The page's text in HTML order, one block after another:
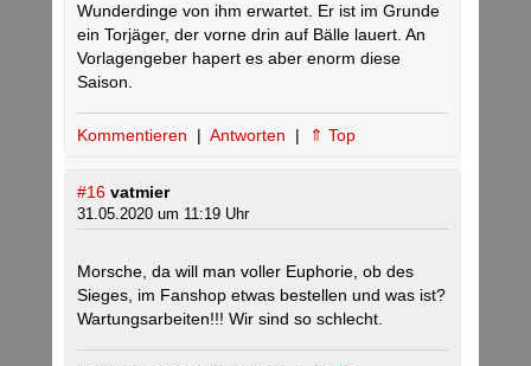
Wunderdinge von ihm erwartet. Er ist im Grunde
ein Torjäger, der vorne drin auf Bälle lauert. An
Vorlagengeber hapert es aber enorm diese
Saison.
Kommentieren | Antworten | ⇑ Top
#16 vatmier
31.05.2020 um 11:19 Uhr
Morsche, da will man voller Euphorie, ob des
Sieges, im Fanshop etwas bestellen und was ist?
Wartungsarbeiten!!! Wir sind so schlecht.